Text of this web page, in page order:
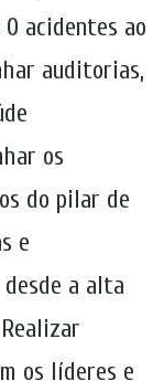
acidentes ao
auditorias,
os
do pilar de
e
a alta
os líderes e